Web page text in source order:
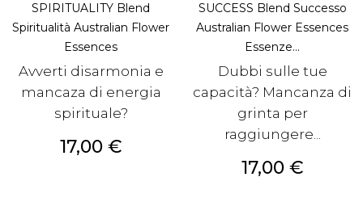
SPIRITUALITY Blend
Spiritualità Australian Flower
Essences
Avverti disarmonia e
mancaza di energia
spirituale?
Prezzo
17,00 €
SUCCESS Blend Successo
Australian Flower Essences
Essenze...
Dubbi sulle tue
capacità? Mancanza di
grinta per
raggiungere...
Prezzo
17,00 €